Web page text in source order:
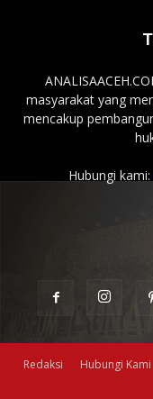
masyarakat yang
mencakup
Hubungi kami:
Redaksi Hubungi Kami